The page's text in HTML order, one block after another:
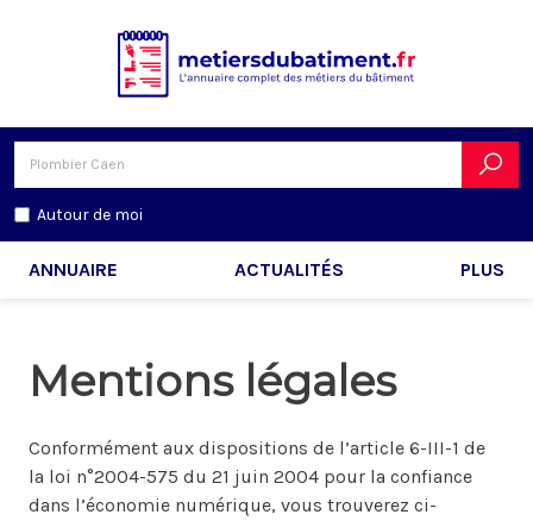
Autour de moi
ANNUAIRE ACTUALITÉS PLUS
Mentions légales
Conformément aux dispositions de l’article 6-III-1 de
la loi n°2004-575 du 21 juin 2004 pour la confiance
dans l’économie numérique, vous trouverez ci-